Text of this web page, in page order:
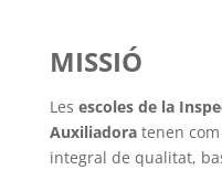
MISSIÓ
Les escoles de la
Auxiliadoratenen com
integral de qualitat,